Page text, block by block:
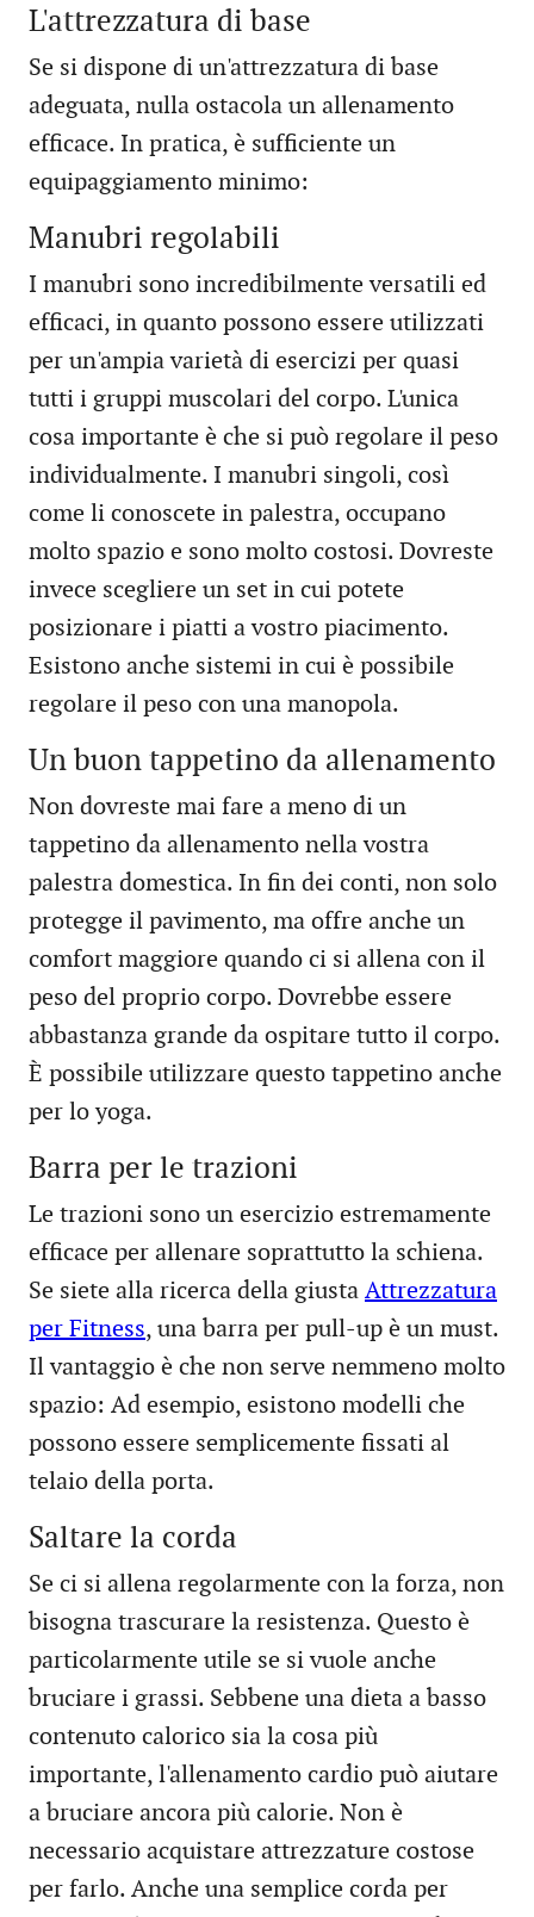
L'attrezzatura di base
Se si dispone di un'attrezzatura di base
adeguata, nulla ostacola un allenamento
efficace. In pratica, è sufficiente un
equipaggiamento minimo:
Manubri regolabili
I manubri sono incredibilmente versatili ed
efficaci, in quanto possono essere utilizzati
per un'ampia varietà di esercizi per quasi
tutti i gruppi muscolari del corpo. L'unica
cosa importante è che si può regolare il peso
individualmente. I manubri singoli, così
come li conoscete in palestra, occupano
molto spazio e sono molto costosi. Dovreste
invece scegliere un set in cui potete
posizionare i piatti a vostro piacimento.
Esistono anche sistemi in cui è possibile
regolare il peso con una manopola.
Un buon tappetino da allenamento
Non dovreste mai fare a meno di un
tappetino da allenamento nella vostra
palestra domestica. In fin dei conti, non solo
protegge il pavimento, ma offre anche un
comfort maggiore quando ci si allena con il
peso del proprio corpo. Dovrebbe essere
abbastanza grande da ospitare tutto il corpo.
È possibile utilizzare questo tappetino anche
per lo yoga.
Barra per le trazioni
Le trazioni sono un esercizio estremamente
efficace per allenare soprattutto la schiena.
Se siete alla ricerca della giusta Attrezzatura
per Fitness, una barra per pull-up è un must.
Il vantaggio è che non serve nemmeno molto
spazio: Ad esempio, esistono modelli che
possono essere semplicemente fissati al
telaio della porta.
Saltare la corda
Se ci si allena regolarmente con la forza, non
bisogna trascurare la resistenza. Questo è
particolarmente utile se si vuole anche
bruciare i grassi. Sebbene una dieta a basso
contenuto calorico sia la cosa più
importante, l'allenamento cardio può aiutare
a bruciare ancora più calorie. Non è
necessario acquistare attrezzature costose
per farlo. Anche una semplice corda per